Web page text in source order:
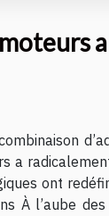
a
ont
À l’aube